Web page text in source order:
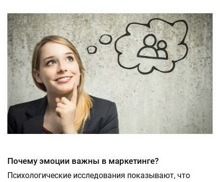
Почему эмоции важны в маркетинге?
Психологические исследования показывают, что